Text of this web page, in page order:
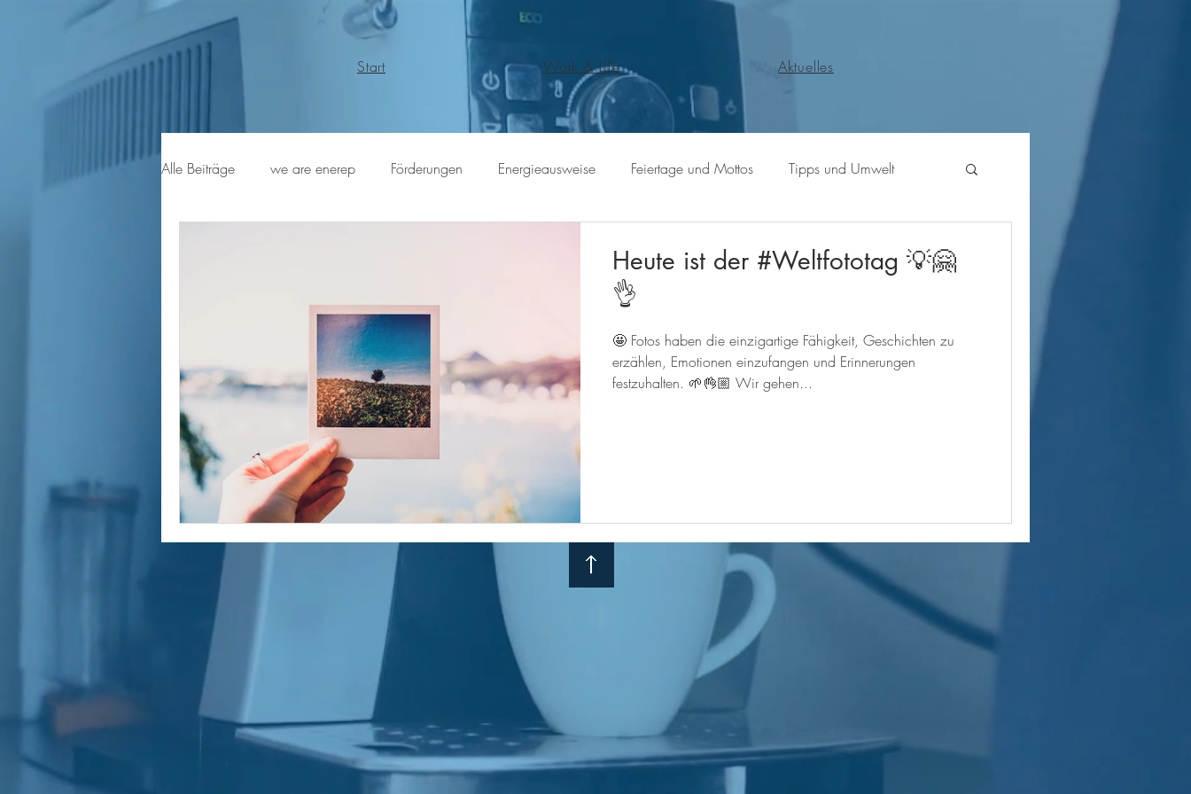
Start Work & Life Aktuelles
Alle Beiträge we are enerep Förderungen Energieausweise Feiertage und Mottos Tipps und Umwelt
Heute ist der #Weltfototag 💡🤗
👌
🤩 Fotos haben die einzigartige Fähigkeit, Geschichten zu
erzählen, Emotionen einzufangen und Erinnerungen
festzuhalten. 🌱👌🏼 Wir gehen...